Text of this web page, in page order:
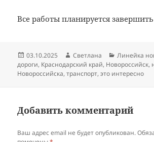
Все работы планируется завершить
Опубликовано
03.10.2025 Автор
Светлана Рубрики
Линейка
дороги, Краснодарский край, Новороссийск,
Новороссийска,транспорт,это интересно
Добавить комментарий
Ваш адрес email не будет опубликован.